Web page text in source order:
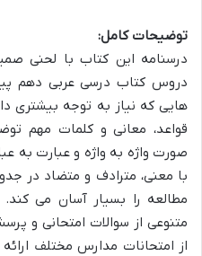
توضیحات کامل:
درسنامه این کتاب با لحنی
دروس کتاب درسی عربی دهم
هایی که نیاز به توجه بیشتری
قواعد، معانی و کلمات مهم
صورت واژه به واژه و عبارت به
با معنی، مترادف و متضاد در
مطالعه را بسیار آسان می
متنوعی از سوالات امتحانی و
از امتحانات مدارس مختلف